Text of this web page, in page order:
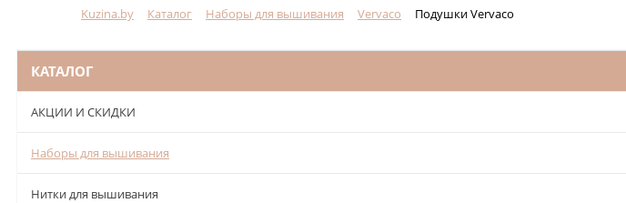
Kuzina.by Каталог Наборы для вышивания Vervaco Подушки Vervaco
КАТАЛОГ
АКЦИИ И СКИДКИ
Наборы для вышивания
Нитки для вышивания